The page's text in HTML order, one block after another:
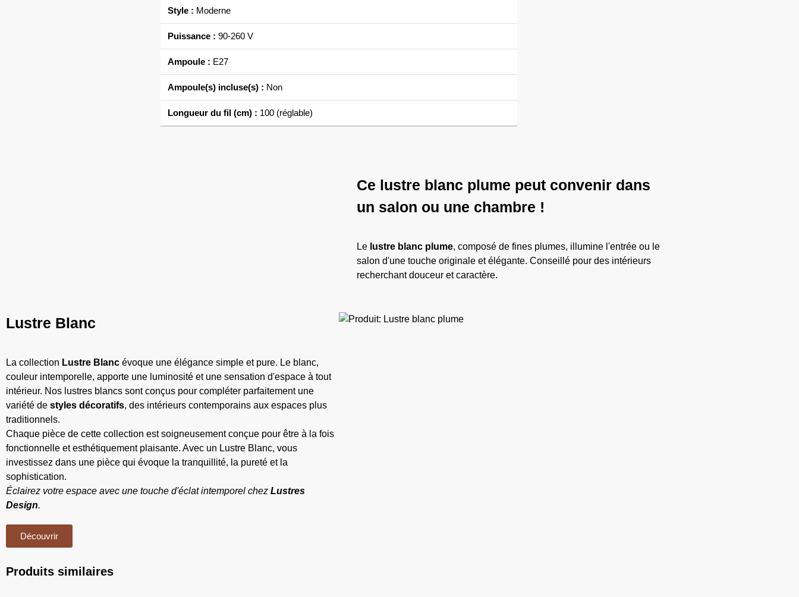
Style : Moderne
Puissance : 90-260 V
Ampoule : E27
Ampoule(s) incluse(s) : Non
Longueur du fil (cm) : 100 (réglable)
Ce lustre blanc plume peut convenir dans
un salon ou une chambre !
Le lustre blanc plume, composé de fines plumes, illumine l'entrée ou le
salon d'une touche originale et élégante. Conseillé pour des intérieurs
recherchant douceur et caractère.
Lustre Blanc
La collection Lustre Blanc évoque une élégance simple et pure. Le blanc,
couleur intemporelle, apporte une luminosité et une sensation d'espace à tout
intérieur. Nos lustres blancs sont conçus pour compléter parfaitement une
variété de styles décoratifs, des intérieurs contemporains aux espaces plus
traditionnels.
Chaque pièce de cette collection est soigneusement conçue pour être à la fois
fonctionnelle et esthétiquement plaisante. Avec un Lustre Blanc, vous
investissez dans une pièce qui évoque la tranquillité, la pureté et la
sophistication.
Éclairez votre espace avec une touche d'éclat intemporel chez Lustres
Design.
Découvrir
Produits similaires